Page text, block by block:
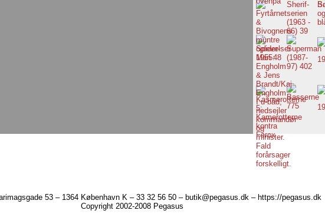
53 – 1364 København K – 33 32 56 50 – butik@pegasus.dk – https://pegasus.dk
Copyright 2002-2008 Pegasus